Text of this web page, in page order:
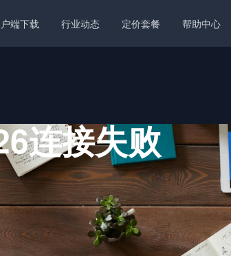
端下载 行业动态 定价套餐 帮助中心
连接失败